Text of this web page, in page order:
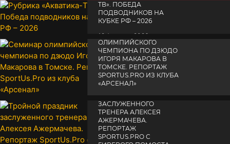
TВ». ПОБЕДА
ПОДВОДНИКОВ НА
КУБКЕ РФ – 2026
19 февраля 2026
СЕМИНАР
ОЛИМПИЙСКОГО
ЧЕМПИОНА ПО ДЗЮДО
ИГОРЯ МАКАРОВА В
ТОМСКЕ. РЕПОРТАЖ
SPORTUS.PRO ИЗ КЛУБА
«АРСЕНАЛ»
ЗАСЛУЖЕННОГО
ТРЕНЕРА АЛЕКСЕЯ
АЖЕРМАЧЕВА.
РЕПОРТАЖ
SPORTUS.PRO С